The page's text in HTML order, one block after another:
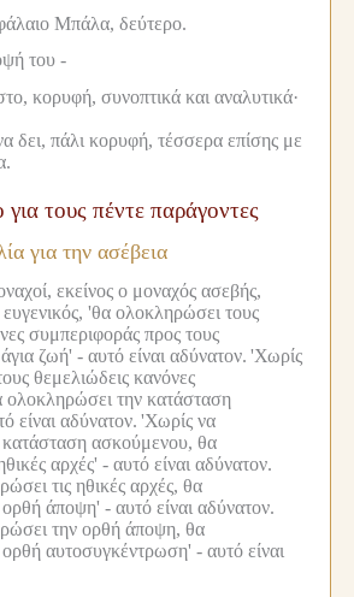
Μπάλα, δεύτερο.
του -
κορυφή, συνοπτικά και αναλυτικά·
δει, πάλι κορυφή, τέσσερα επίσης με
τους πέντε παράγοντες
για την ασέβεια
εκείνος ο μοναχός ασεβής,
'θα ολοκληρώσει τους
συμπεριφοράς προς τους
ζωή' - αυτό είναι αδύνατον. 'Χωρίς
θεμελιώδεις κανόνες
ολοκληρώσει την κατάσταση
είναι αδύνατον. 'Χωρίς να
ασκούμενου, θα
αρχές' - αυτό είναι αδύνατον.
τις ηθικές αρχές, θα
άποψη' - αυτό είναι αδύνατον.
την ορθή άποψη, θα
αυτοσυγκέντρωση' - αυτό είναι